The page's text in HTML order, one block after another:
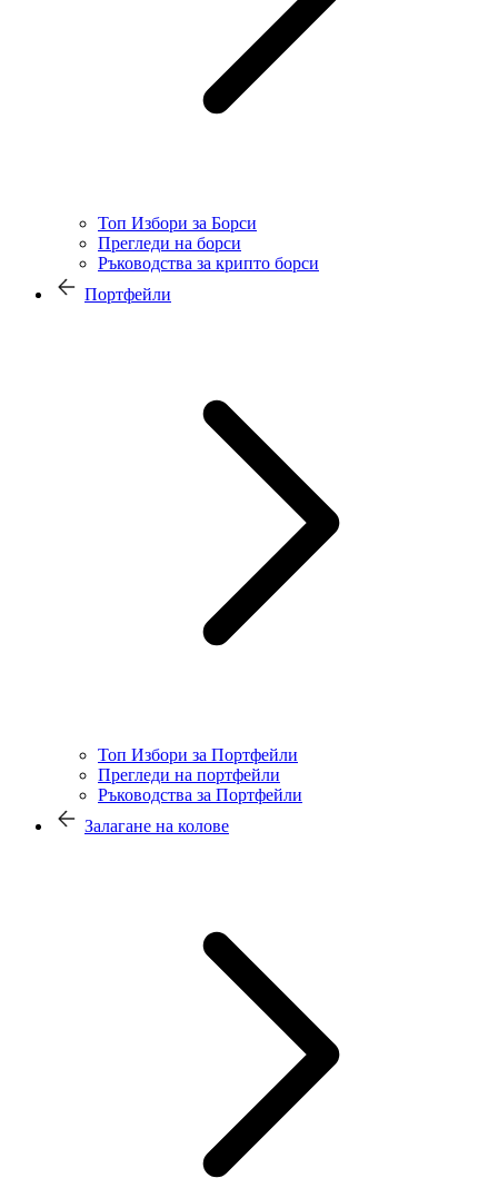
Топ Избори за Борси
Прегледи на борси
Ръководства за крипто борси
Портфейли
Топ Избори за Портфейли
Прегледи на портфейли
Ръководства за Портфейли
Залагане на колове